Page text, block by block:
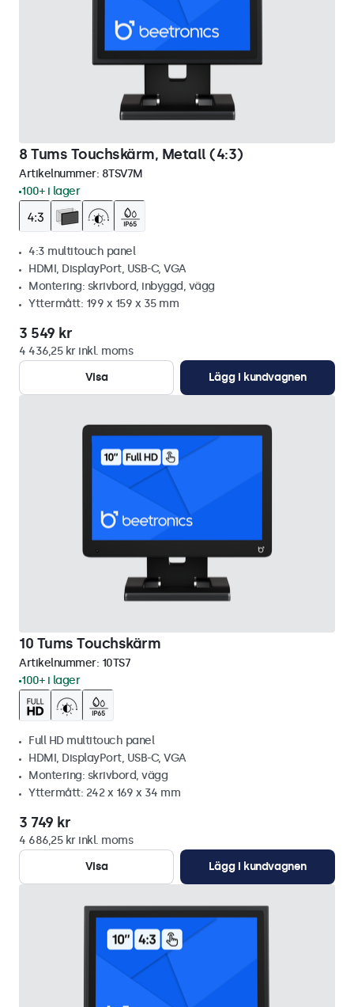
8 Tums Touchskärm, Metall (4:3)
Artikelnummer: 8TSV7M
100+ i lager
4:3 multitouch panel
HDMI, DisplayPort, USB-C, VGA
Montering: skrivbord, inbyggd, vägg
Yttermått: 199 x 159 x 35 mm
3 549 kr
4 436,25 kr inkl. moms
Visa
Lägg i kundvagnen
10 Tums Touchskärm
Artikelnummer: 10TS7
100+ i lager
Full HD multitouch panel
HDMI, DisplayPort, USB-C, VGA
Montering: skrivbord, vägg
Yttermått: 242 x 169 x 34 mm
3 749 kr
4 686,25 kr inkl. moms
Visa
Lägg i kundvagnen